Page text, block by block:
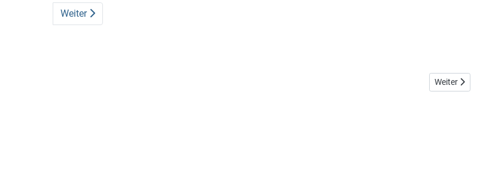
Weiter
Nächster
Weiter